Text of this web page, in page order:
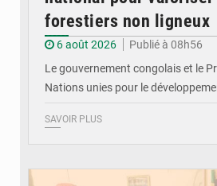
forestiers non ligneux
6 août 2026
Publié à 08h56
Le gouvernement congolais et le
Nations unies pour le
SAVOIR PLUS